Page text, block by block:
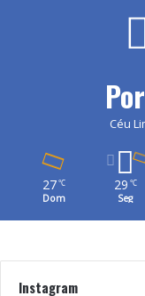
Céu
27 ℃
Dom
29 ℃
Seg
Instagram